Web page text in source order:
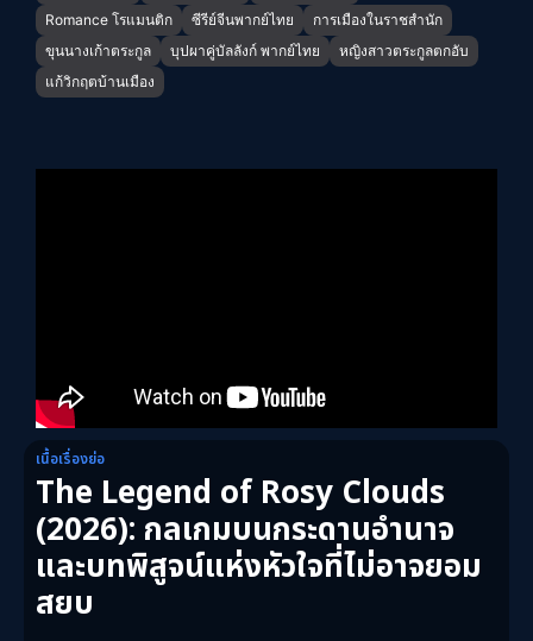
Romance โรแมนติก
ซีรีย์จีนพากย์ไทย
การเมืองในราชสำนัก
ขุนนางเก้าตระกูล
บุปผาคู่บัลลังก์ พากย์ไทย
หญิงสาวตระกูลตกอับ
แก้วิกฤตบ้านเมือง
เนื้อเรื่องย่อ
The Legend of Rosy Clouds
(2026): กลเกมบนกระดานอำนาจ
และบทพิสูจน์แห่งหัวใจที่ไม่อาจยอม
สยบ